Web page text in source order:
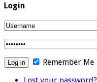
Login
Remember Me